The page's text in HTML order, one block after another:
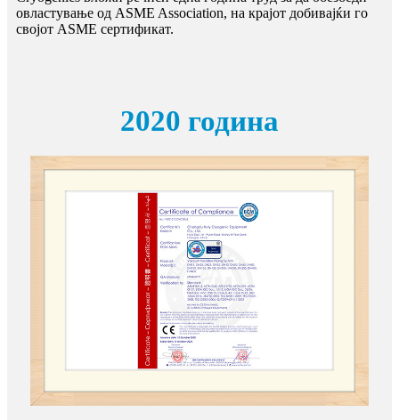
овластување од ASME Association, на крајот добивајќи го
својот ASME сертификат.
2020 година